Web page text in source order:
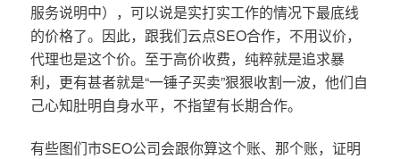
服务说明中），可以说是实打实工作的情况下最底线
的价格了。因此，跟我们云点SEO合作，不用议价，
代理也是这个价。至于高价收费，纯粹就是追求暴
利，更有甚者就是“一锤子买卖”狠狠收割一波，他们自
己心知肚明自身水平，不指望有长期合作。
有些图们市SEO公司会跟你算这个账、那个账，证明